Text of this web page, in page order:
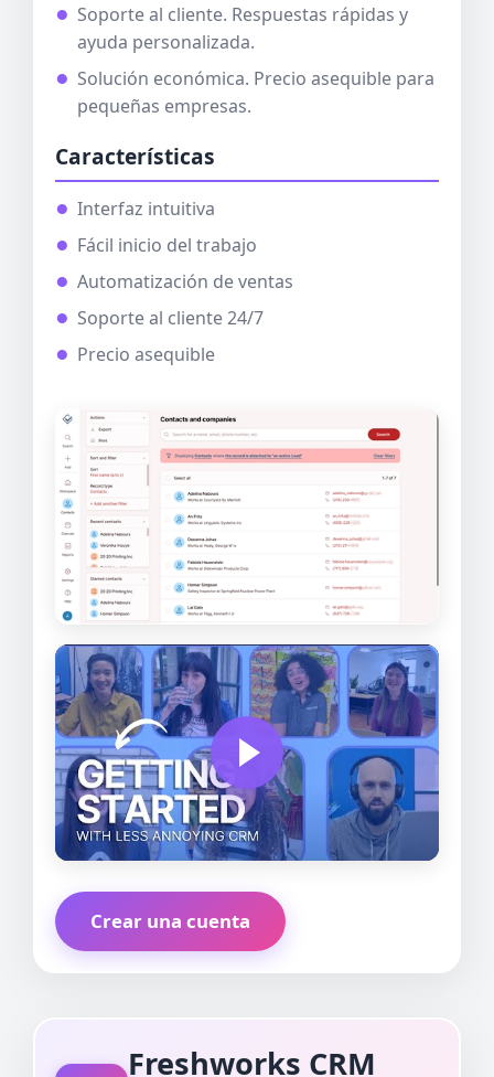
Soporte al cliente. Respuestas rápidas y
ayuda personalizada.
Solución económica. Precio asequible para
pequeñas empresas.
Características
Interfaz intuitiva
Fácil inicio del trabajo
Automatización de ventas
Soporte al cliente 24/7
Precio asequible
Crear una cuenta
Freshworks CRM